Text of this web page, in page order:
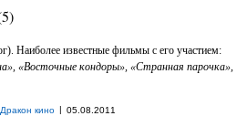
Наиболее известные фильмы с его участием:
«Восточные кондоры», «Странная парочка»,
кино | 05.08.2011